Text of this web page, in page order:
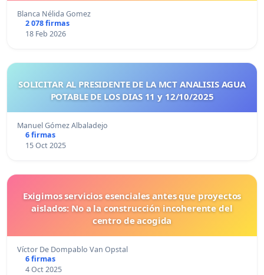
Blanca Nélida Gomez
2 078 firmas
18 Feb 2026
SOLICITAR AL PRESIDENTE DE LA MCT ANALISIS AGUA
POTABLE DE LOS DIAS 11 y 12/10/2025
Manuel Gómez Albaladejo
6 firmas
15 Oct 2025
Exigimos servicios esenciales antes que proyectos
aislados: No a la construcción incoherente del
centro de acogida
Víctor De Dompablo Van Opstal
6 firmas
4 Oct 2025